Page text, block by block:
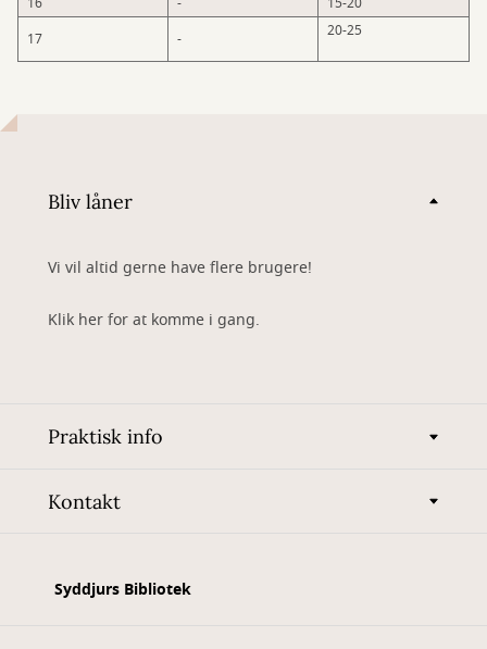
17
- 20-25
Bliv låner
Vi vil altid gerne have flere brugere!
Klik her for at komme i gang.
Praktisk info
Kontakt
Syddjurs Bibliotek